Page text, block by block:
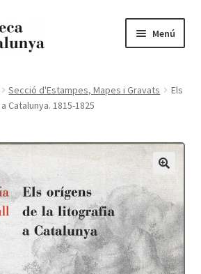
Menú
Secció d'Estampes, Mapes i Gravats
Els
Catalunya. 1815-1825